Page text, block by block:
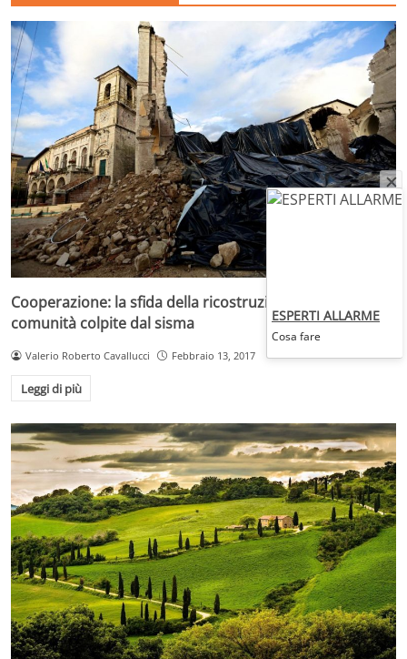
Cooperazione: la sfida della ricostruzione delle
comunità colpite dal sisma
Valerio Roberto Cavallucci Febbraio 13, 2017
Leggi di più
ESPERTI ALLARME
Cosa fare